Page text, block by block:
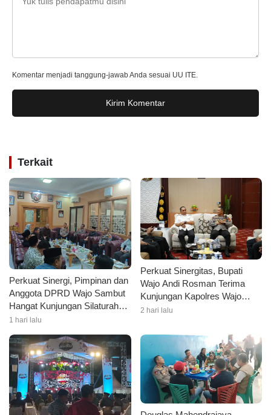
Komentar menjadi tanggung-jawab Anda sesuai UU ITE.
Kirim Komentar
Terkait
Perkuat Sinergi, Pimpinan dan
Anggota DPRD Wajo Sambut
Hangat Kunjungan Silaturahmi
Kapolres Wajo yang Baru
1 hari lalu
Perkuat Sinergitas, Bupati
Wajo Andi Rosman Terima
Kunjungan Kapolres Wajo
AKBP Douglas Mahendrajaya
2 hari lalu